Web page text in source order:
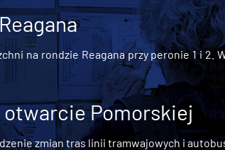
na rondzie Reagana przy peronie 1 i 2.
Pomorskiej
zmian tras linii tramwajowych i